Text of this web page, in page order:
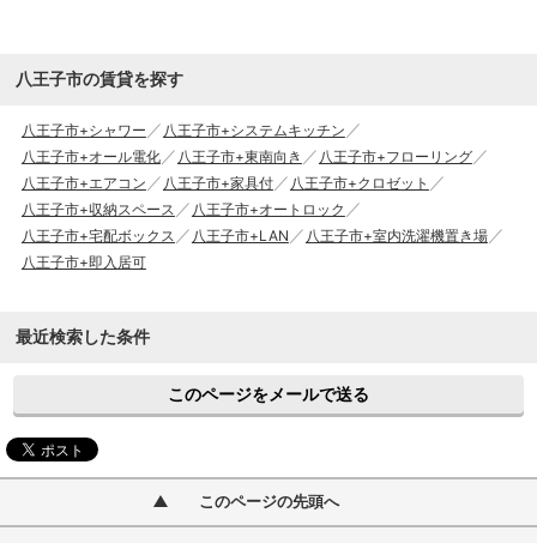
八王子市の賃貸を探す
八王子市+シャワー
八王子市+システムキッチン
八王子市+オール電化
八王子市+東南向き
八王子市+フローリング
八王子市+エアコン
八王子市+家具付
八王子市+クロゼット
八王子市+収納スペース
八王子市+オートロック
八王子市+宅配ボックス
八王子市+LAN
八王子市+室内洗濯機置き場
八王子市+即入居可
最近検索した条件
このページをメールで送る
このページの先頭へ